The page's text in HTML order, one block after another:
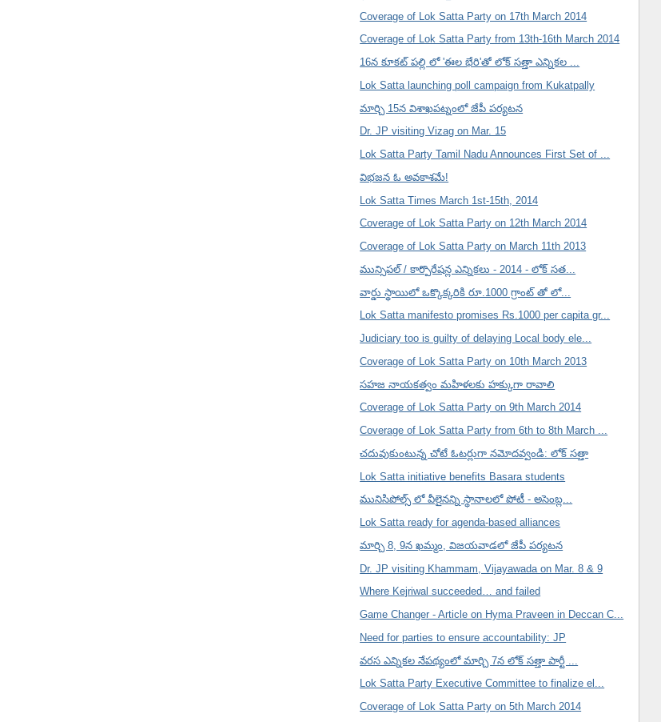
Coverage of Lok Satta Party on 17th March 2014
Coverage of Lok Satta Party from 13th-16th March 2014
16న కూకట్ పల్లి లో 'ఈల భేరి'తో లోక్ సత్తా ఎన్నికల ...
Lok Satta launching poll campaign from Kukatpally
మార్చి 15న విశాఖపట్నంలో జేపీ పర్యటన
Dr. JP visiting Vizag on Mar. 15
Lok Satta Party Tamil Nadu Announces First Set of ...
విభజన ఓ అవకాశమే!
Lok Satta Times March 1st-15th, 2014
Coverage of Lok Satta Party on 12th March 2014
Coverage of Lok Satta Party on March 11th 2013
మున్సిపల్ / కార్పొరేషన్ల ఎన్నికలు - 2014 - లోక్ సత...
వార్డు స్థాయిలో ఒక్కొక్కరికి రూ.1000 గ్రాంట్ తో లో...
Lok Satta manifesto promises Rs.1000 per capita gr...
Judiciary too is guilty of delaying Local body ele...
Coverage of Lok Satta Party on 10th March 2013
సహజ నాయకత్వం మహిళలకు హక్కుగా రావాలి
Coverage of Lok Satta Party on 9th March 2014
Coverage of Lok Satta Party from 6th to 8th March ...
చదువుకుంటున్న చోటే ఓటర్లుగా నమోదవ్వండి: లోక్ సత్తా
Lok Satta initiative benefits Basara students
మునిసిపోల్స్ లో వీలైనన్ని స్థానాలలో పోటీ - అసెంబ్ల...
Lok Satta ready for agenda-based alliances
మార్చి 8, 9న ఖమ్మం, విజయవాడలో జేపీ పర్యటన
Dr. JP visiting Khammam, Vijayawada on Mar. 8 & 9
Where Kejriwal succeeded… and failed
Game Changer - Article on Hyma Praveen in Deccan C...
Need for parties to ensure accountability: JP
వరస ఎన్నికల నేపథ్యంలో మార్చి 7న లోక్ సత్తా పార్టీ ...
Lok Satta Party Executive Committee to finalize el...
Coverage of Lok Satta Party on 5th March 2014